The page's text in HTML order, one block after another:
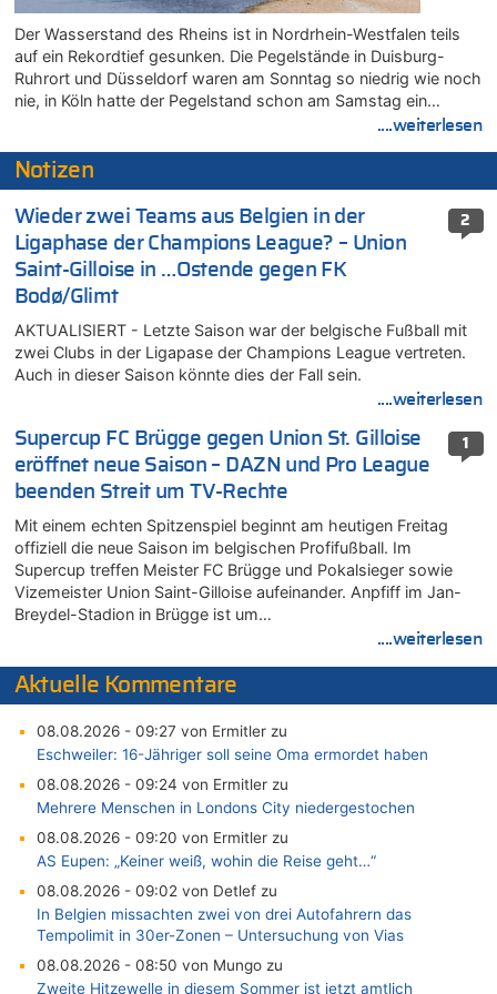
Der Wasserstand des Rheins ist in Nordrhein-Westfalen teils
auf ein Rekordtief gesunken. Die Pegelstände in Duisburg-
Ruhrort und Düsseldorf waren am Sonntag so niedrig wie noch
nie, in Köln hatte der Pegelstand schon am Samstag ein…
....weiterlesen
Notizen
2
Wieder zwei Teams aus Belgien in der
Ligaphase der Champions League? – Union
Saint-Gilloise in …Ostende gegen FK
Bodø/Glimt
AKTUALISIERT - Letzte Saison war der belgische Fußball mit
zwei Clubs in der Ligapase der Champions League vertreten.
Auch in dieser Saison könnte dies der Fall sein.
....weiterlesen
1
Supercup FC Brügge gegen Union St. Gilloise
eröffnet neue Saison – DAZN und Pro League
beenden Streit um TV-Rechte
Mit einem echten Spitzenspiel beginnt am heutigen Freitag
offiziell die neue Saison im belgischen Profifußball. Im
Supercup treffen Meister FC Brügge und Pokalsieger sowie
Vizemeister Union Saint-Gilloise aufeinander. Anpfiff im Jan-
Breydel-Stadion in Brügge ist um…
....weiterlesen
Aktuelle Kommentare
08.08.2026 - 09:27 von Ermitler zu
Eschweiler: 16-Jähriger soll seine Oma ermordet haben
08.08.2026 - 09:24 von Ermitler zu
Mehrere Menschen in Londons City niedergestochen
08.08.2026 - 09:20 von Ermitler zu
AS Eupen: „Keiner weiß, wohin die Reise geht…“
08.08.2026 - 09:02 von Detlef zu
In Belgien missachten zwei von drei Autofahrern das
Tempolimit in 30er-Zonen – Untersuchung von Vias
08.08.2026 - 08:50 von Mungo zu
Zweite Hitzewelle in diesem Sommer ist jetzt amtlich